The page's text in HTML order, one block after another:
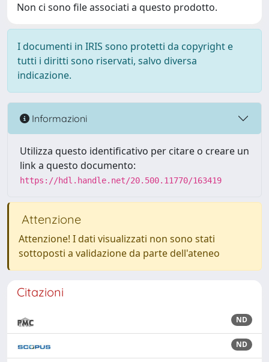
Non ci sono file associati a questo prodotto.
I documenti in IRIS sono protetti da copyright e
tutti i diritti sono riservati, salvo diversa
indicazione.
Informazioni
Utilizza questo identificativo per citare o creare un
link a questo documento:
https://hdl.handle.net/20.500.11770/163419
Attenzione
Attenzione! I dati visualizzati non sono stati
sottoposti a validazione da parte dell'ateneo
Citazioni
ND
ND